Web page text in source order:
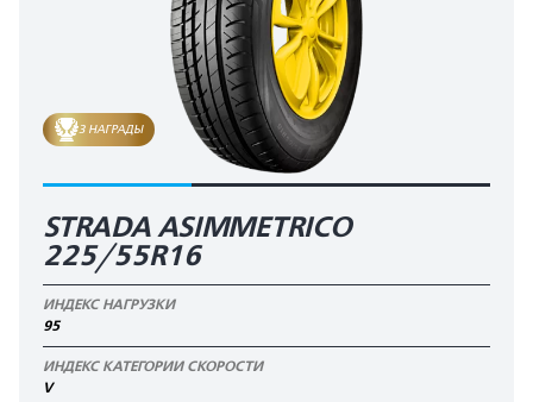
3 НАГРАДЫ
STRADA ASIMMETRICO
225/55R16
ИНДЕКС НАГРУЗКИ
95
ИНДЕКС КАТЕГОРИИ СКОРОСТИ
V